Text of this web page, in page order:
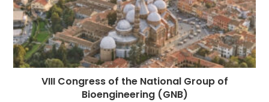
VIII Congress of the National Group of
Bioengineering (GNB)